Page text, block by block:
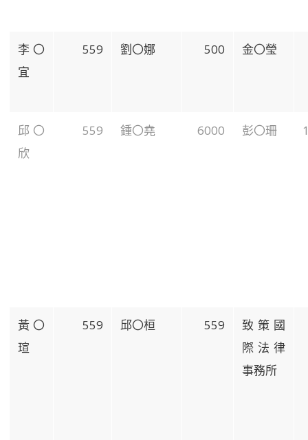
李〇
宜
559 劉〇娜 500 金〇瑩
邱〇
欣
559 鍾〇堯 6000 彭〇珊
黃〇
瑄
559 邱〇桓 559
致策國
際法律
事務所